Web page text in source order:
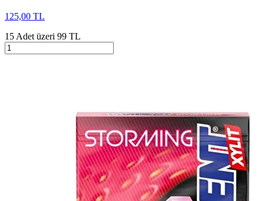
125,00 TL
15 Adet üzeri 99 TL